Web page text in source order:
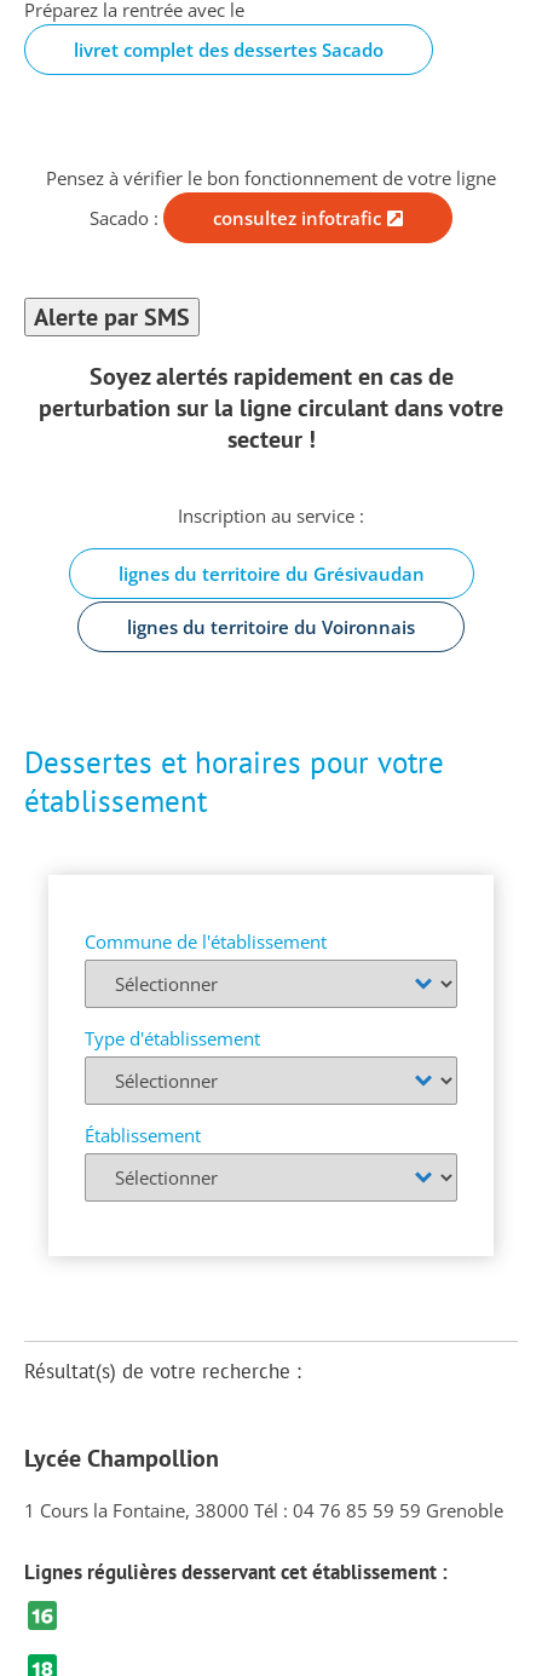
Préparez la rentrée avec le
livret complet des dessertes Sacado
Pensez à vérifier le bon fonctionnement de votre ligne
Sacado :
consultez infotrafic
Alerte par SMS
Soyez alertés rapidement en cas de
perturbation sur la ligne circulant dans votre
secteur !
Inscription au service :
lignes du territoire du Grésivaudan
lignes du territoire du Voironnais
Dessertes et horaires pour votre
établissement
Commune de l'établissement
Type d'établissement
Établissement
Résultat(s) de votre recherche :
Lycée Champollion
1 Cours la Fontaine, 38000 Tél : 04 76 85 59 59 Grenoble
Lignes régulières desservant cet établissement :